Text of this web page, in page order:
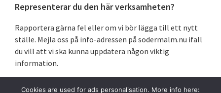
Primärt
sidofält
Representerar du den här verksamheten?
Rapportera gärna fel eller om vi bör lägga till ett nytt
ställe. Mejla oss på info-adressen på sodermalm.nu ifall
du vill att vi ska kunna uppdatera någon viktig
information.
Cookies are used for ads personalisation. More info here: